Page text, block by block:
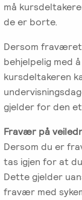
må
de er borte.
Dersom
behjelpelig med
kursdeltakeren
gjelder for den
Fravær på
Dersom du er
tas igjen for at
Dette gjelder
fravær med